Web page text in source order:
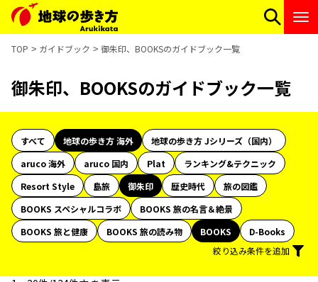
TOP ガイドブック 御朱印、BOOKSのガイドブック一覧
御朱印、BOOKSのガイドブック一覧
すべて 地球の歩き方 海外
地球の歩き方 Jシリーズ（国内）
aruco 海外
aruco 国内 Plat
ランキング&テクニック
Resort Style
島旅 御朱印 歴史時代
旅の図鑑
BOOKS スペシャルコラボ
BOOKS 旅の名言＆絶景
BOOKS 旅と健康
BOOKS 旅の読み物 BOOKS
D-Books
絞り込み条件を追加